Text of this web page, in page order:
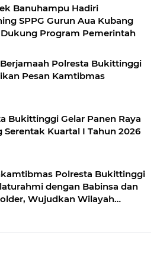
Banuhampu Hadiri
SPPG Gurun Aua Kubang
Program Pemerintah
Polresta Bukittinggi
Pesan Kamtibmas
Bukittinggi Gelar Panen Raya
Serentak Kuartal I Tahun 2026
Polresta Bukittinggi
dengan Babinsa dan
Wujudkan Wilayah